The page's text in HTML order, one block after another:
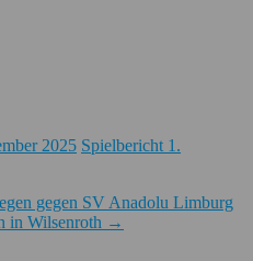
2025 Spielbericht 1.
gegen SV Anadolu Limburg
in Wilsenroth →